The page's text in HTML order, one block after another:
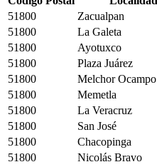
51800
Zacualpan
51800
La Galeta
51800
Ayotuxco
51800
Plaza Juárez
51800
Melchor Ocampo
51800
Memetla
51800
La Veracruz
51800
San José
51800
Chacopinga
51800
Nicolás Bravo